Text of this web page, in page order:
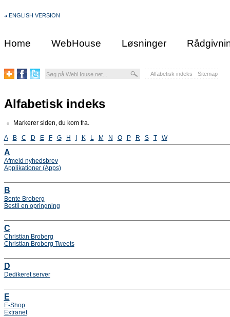
ENGLISH VERSION
Home WebHouse Løsninger
Alfabetisk indeks Sitemap
Alfabetisk indeks
Markerer siden, du kom fra.
A B C D E F G H K L M N O P R S T W
A
Afmeld nyhedsbrev
Applikationer (Apps)
B
Bente Broberg
Bestil en opringning
C
Christian Broberg
Christian Broberg Tweets
D
Dedikeret server
E
E-Shop
Extranet